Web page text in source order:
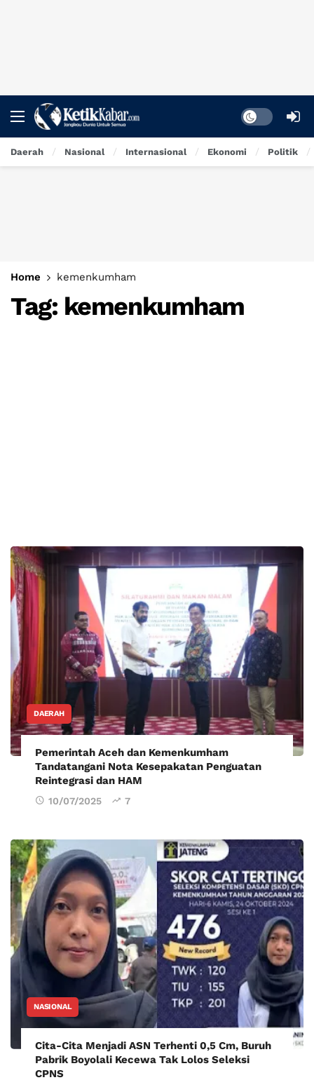
Dark mode
Daerah Nasional Internasional Ekonomi Politik
Home kemenkumham
Tag: kemenkumham
DAERAH
Pemerintah Aceh dan Kemenkumham
Tandatangani Nota Kesepakatan Penguatan
Reintegrasi dan HAM
10/07/2025 7
NASIONAL
Cita-Cita Menjadi ASN Terhenti 0,5 Cm, Buruh
Pabrik Boyolali Kecewa Tak Lolos Seleksi
CPNS